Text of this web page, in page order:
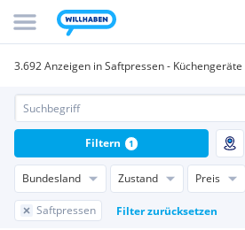
3.692 Anzeigen in Saftpressen - Küchengeräte
Bundesland Zustand Preis
Saftpressen Filter zurücksetzen
Filtern 1